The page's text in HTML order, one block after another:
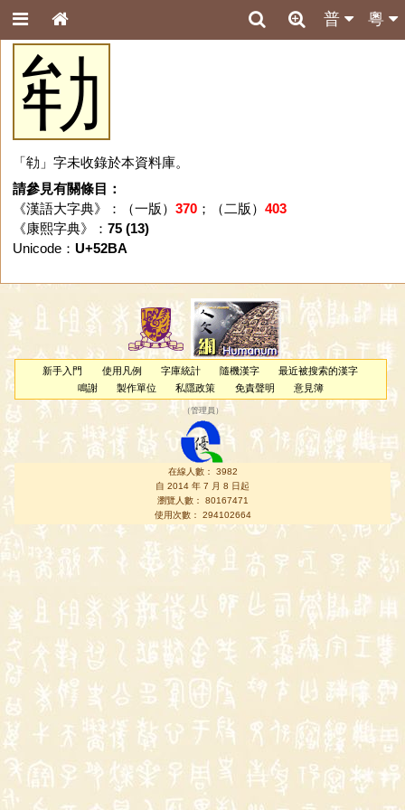
粵
普
劺
「劺」字未收錄於本資料庫。
請參見有關條目：
《漢語大字典》：（一版） 370；（二版） 403
《康熙字典》： 75 (13)
Unicode： U+52BA
新手入門 使用凡例 字庫統計 隨機漢字
最近被搜索的漢字
鳴謝
製作單位 私隱政策 免責聲明 意見簿
（管理員 ）
在線人數： 3982
自 2014 年 7 月 8 日起
瀏覽人數： 80167471
使用次數： 294102664